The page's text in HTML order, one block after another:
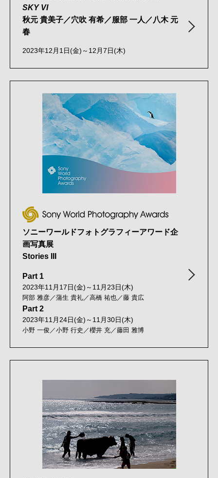
SKY VI
秋元 貴美子／穴吹 有希／服部 一人／八木 元
春
2023年12月1日(金)～12月7日(木)
ソニーワールドフォトグラフィーアワード企
画写真展
Stories III
Part 1
2023年11月17日(金)～11月23日(木)
阿部 雅彦／蒲生 貴礼／高橋 祐也／藤 貴広
Part 2
2023年11月24日(金)～11月30日(木)
小野 一俊／小野 行史／櫻井 充／藤田 雅博